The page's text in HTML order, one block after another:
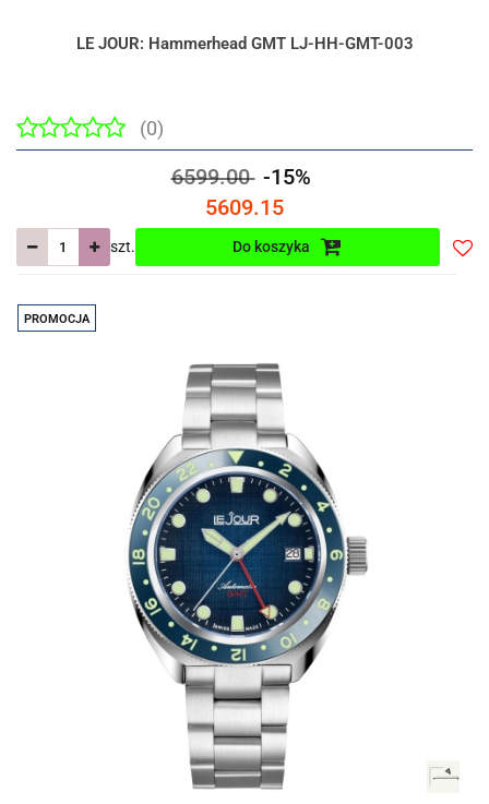
LE JOUR: Hammerhead GMT LJ-HH-GMT-003
(0)
6599.00 -15%
5609.15
szt. Do koszyka
PROMOCJA